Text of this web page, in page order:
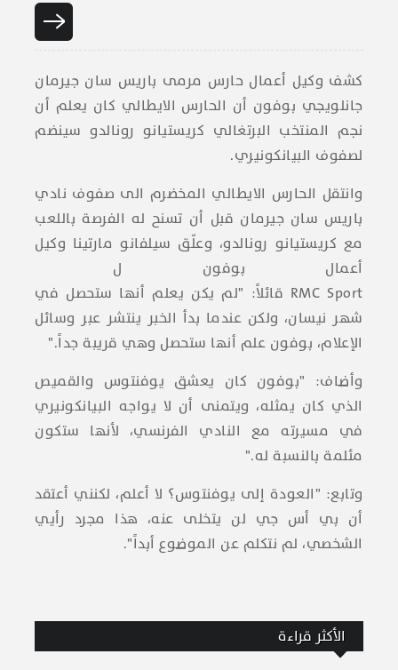
كشف وكيل أعمال حارس مرمى باريس سان جيرمان
جانلويجي بوفون أن الحارس الايطالي كان يعلم أن
نجم المنتخب البرتغالي كريستيانو رونالدو سينضم
لصفوف البيانكونيري.
وانتقل الحارس الايطالي المخضرم الى صفوف نادي
باريس سان جيرمان قبل أن تسنح له الفرصة باللعب
مع كريستيانو رونالدو، وعلّق سيلفانو مارتينا وكيل
أعمال بوفون ل
RMC Sport قائلاً: "لم يكن يعلم أنها ستحصل في
شهر نيسان، ولكن عندما بدأ الخبر ينتشر عبر وسائل
الإعلام، بوفون علم أنها ستحصل وهي قريبة جداً."
وأضاف: "بوفون كان يعشق يوفنتوس والقميص
الذي كان يمثله، ويتمنى أن لا يواجه البيانكونيري
في مسيرته مع النادي الفرنسي، لأنها ستكون
مئلمة بالنسبة له."
وتابع: "العودة إلى يوفنتوس؟ لا أعلم، لكنني أعتقد
أن بي أس جي لن يتخلى عنه، هذا مجرد رأيي
الشخصي، لم نتكلم عن الموضوع أبداً".
الأكثر قراءة